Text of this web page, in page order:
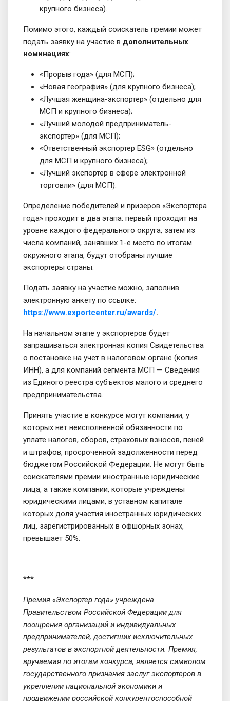
крупного бизнеса).
Помимо этого, каждый соискатель премии может
подать заявку на участие в дополнительных
номинациях:
«Прорыв года» (для МСП);
«Новая география» (для крупного бизнеса);
«Лучшая женщина-экспортер» (отдельно для
МСП и крупного бизнеса);
«Лучший молодой предприниматель-
экспортер» (для МСП);
«Ответственный экспортер ESG» (отдельно
для МСП и крупного бизнеса);
«Лучший экспортер в сфере электронной
торговли» (для МСП).
Определение победителей и призеров «Экспортера
года» проходит в два этапа: первый проходит на
уровне каждого федерального округа, затем из
числа компаний, занявших 1-е место по итогам
окружного этапа, будут отобраны лучшие
экспортеры страны.
Подать заявку на участие можно, заполнив
электронную анкету по ссылке:
https://www.exportcenter.ru/awards/.
На начальном этапе у экспортеров будет
запрашиваться электронная копия Свидетельства
о постановке на учет в налоговом органе (копия
ИНН), а для компаний сегмента МСП — Сведения
из Единого реестра субъектов малого и среднего
предпринимательства.
Принять участие в конкурсе могут компании, у
которых нет неисполненной обязанности по
уплате налогов, сборов, страховых взносов, пеней
и штрафов, просроченной задолженности перед
бюджетом Российской Федерации. Не могут быть
соискателями премии иностранные юридические
лица, а также компании, которые учреждены
юридическими лицами, в уставном капитале
которых доля участия иностранных юридических
лиц, зарегистрированных в офшорных зонах,
превышает 50%.
***
Премия «Экспортер года» учреждена
Правительством Российской Федерации для
поощрения организаций и индивидуальных
предпринимателей, достигших исключительных
результатов в экспортной деятельности. Премия,
вручаемая по итогам конкурса, является символом
государственного признания заслуг экспортеров в
укреплении национальной экономики и
продвижении российской конкурентоспособной